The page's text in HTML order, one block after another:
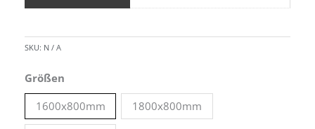
SKU: N / A
Größen
1600x800mm 1800x800mm